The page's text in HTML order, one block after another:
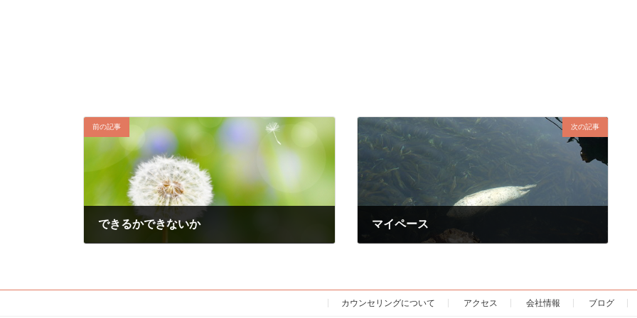
前の記事
できるかできないか
次の記事
マイペース
カウンセリングについて アクセス 会社情報 ブログ